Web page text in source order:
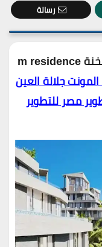
رسالة
ام ريزيدنس المونت جلالة العين السخنة m residence
جلالة العين
مصر للتطوير